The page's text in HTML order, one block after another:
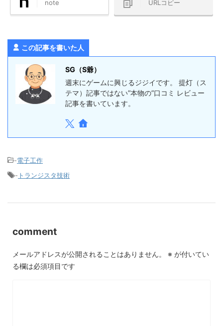
note URLコピー
この記事を書いた人
SG（S爺）
週末にゲームに興じるジジイです。 提灯（ス
テマ）記事ではない”本物の”口コミ レビュー
記事を書いています。
-電子工作
- トランジスタ技術
comment
メールアドレスが公開されることはありません。 ※ が付いてい
る欄は必須項目です